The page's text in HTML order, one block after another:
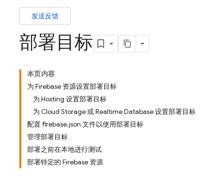
发送反馈
部署目标
本页内容
为 Firebase 资源设置部署目标
为 Hosting 设置部署目标
为 Cloud Storage 或 Realtime Database 设置部署目标
配置 firebase.json 文件以使用部署目标
管理部署目标
部署之前在本地进行测试
部署特定的 Firebase 资源